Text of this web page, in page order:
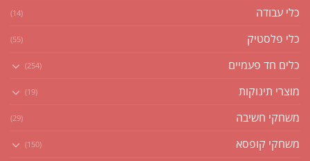
כלי עבודה (14)
כלי פלסטיק (55)
כלים חד פעמיים (254)
מוצרי תינוקות (19)
משחקי חשיבה (29)
משחקי קופסא (150)